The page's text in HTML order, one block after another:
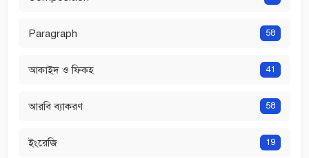
Paragraph 58
আকাইদ ও ফিকহ 41
আরবি ব্যাকরণ 58
ইংরেজি 19